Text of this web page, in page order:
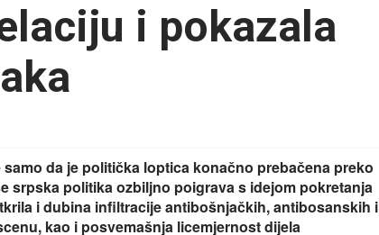
i pokazala
da je politička loptica konačno prebačena preko
srpska politika ozbiljno poigrava s idejom pokretanja
i dubina infiltracije antibošnjačkih, antibosanskih i
kao i posvemašnja licemjernost dijela